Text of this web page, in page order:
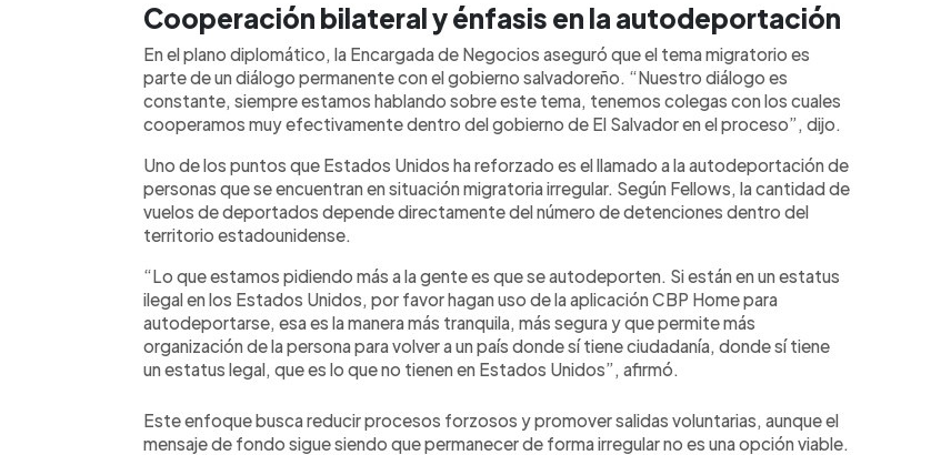
Cooperación bilateral y énfasis en la autodeportación
En el plano diplomático, la Encargada de Negocios aseguró que el tema migratorio es
parte de un diálogo permanente con el gobierno salvadoreño. “Nuestro diálogo es
constante, siempre estamos hablando sobre este tema, tenemos colegas con los cuales
cooperamos muy efectivamente dentro del gobierno de El Salvador en el proceso”, dijo.
Uno de los puntos que Estados Unidos ha reforzado es el llamado a la autodeportación de
personas que se encuentran en situación migratoria irregular. Según Fellows, la cantidad de
vuelos de deportados depende directamente del número de detenciones dentro del
territorio estadounidense.
“Lo que estamos pidiendo más a la gente es que se autodeporten. Si están en un estatus
ilegal en los Estados Unidos, por favor hagan uso de la aplicación CBP Home para
autodeportarse, esa es la manera más tranquila, más segura y que permite más
organización de la persona para volver a un país donde sí tiene ciudadanía, donde sí tiene
un estatus legal, que es lo que no tienen en Estados Unidos”, afirmó.
Este enfoque busca reducir procesos forzosos y promover salidas voluntarias, aunque el
mensaje de fondo sigue siendo que permanecer de forma irregular no es una opción viable.